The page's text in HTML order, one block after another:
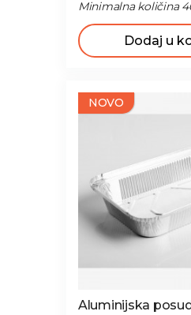
Minimalna količina
Dodaj u
NOVO
Aluminijska